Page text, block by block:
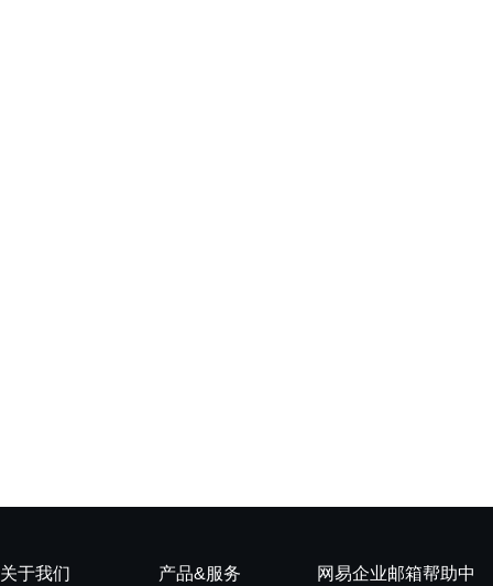
关于我们 产品&服务
网易企业邮箱帮助中